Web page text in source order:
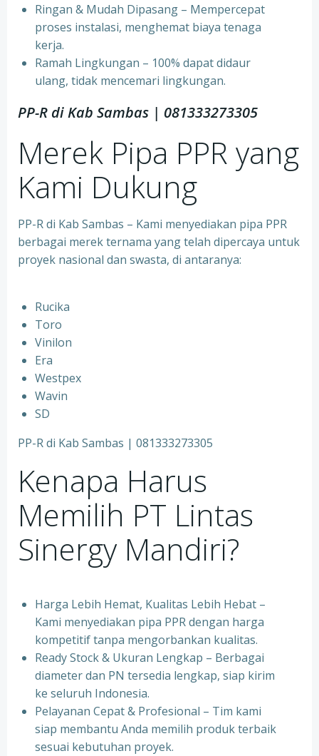
⁠Ringan & Mudah Dipasang – Mempercepat
proses instalasi, menghemat biaya tenaga
kerja.
⁠Ramah Lingkungan – 100% dapat didaur
ulang, tidak mencemari lingkungan.
PP-R di Kab Sambas | 081333273305
Merek Pipa PPR yang
Kami Dukung
PP-R di Kab Sambas – Kami menyediakan pipa PPR
berbagai merek ternama yang telah dipercaya untuk
proyek nasional dan swasta, di antaranya:
Rucika
⁠Toro
⁠Vinilon
⁠Era
⁠Westpex
⁠Wavin
⁠SD
PP-R di Kab Sambas | 081333273305
Kenapa Harus
Memilih PT Lintas
Sinergy Mandiri?
Harga Lebih Hemat, Kualitas Lebih Hebat –
Kami menyediakan pipa PPR dengan harga
kompetitif tanpa mengorbankan kualitas.
⁠Ready Stock & Ukuran Lengkap – Berbagai
diameter dan PN tersedia lengkap, siap kirim
ke seluruh Indonesia.
⁠Pelayanan Cepat & Profesional – Tim kami
siap membantu Anda memilih produk terbaik
sesuai kebutuhan proyek.